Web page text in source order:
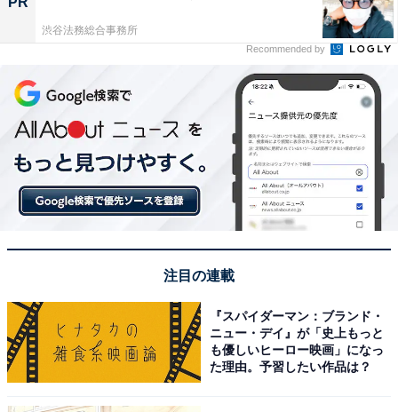
渋谷法務総合事務所
Recommended by
注目の連載
『スパイダーマン：ブランド・
ニュー・デイ』が「史上もっと
も優しいヒーロー映画」になっ
た理由。予習したい作品は？